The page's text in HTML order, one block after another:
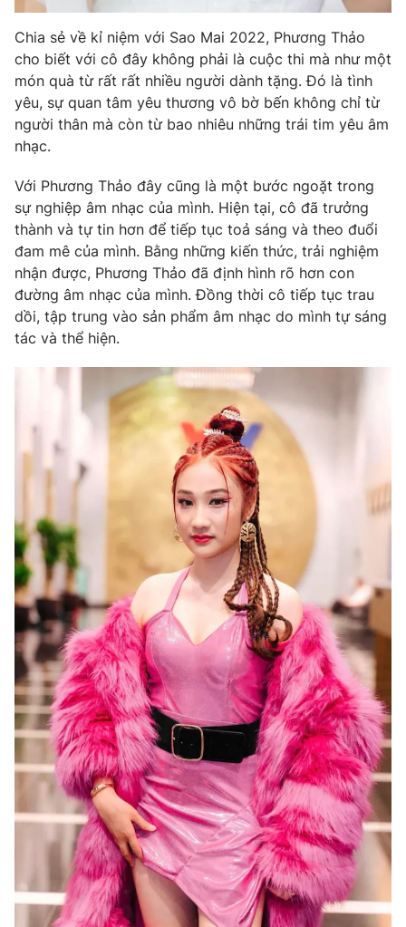
Chia sẻ về kỉ niệm với Sao Mai 2022, Phương Thảo
cho biết với cô đây không phải là cuộc thi mà như một
món quà từ rất rất nhiều người dành tặng. Đó là tình
yêu, sự quan tâm yêu thương vô bờ bến không chỉ từ
người thân mà còn từ bao nhiêu những trái tim yêu âm
nhạc.
Với Phương Thảo đây cũng là một bước ngoặt trong
sự nghiệp âm nhạc của mình. Hiện tại, cô đã trưởng
thành và tự tin hơn để tiếp tục toả sáng và theo đuổi
đam mê của mình. Bằng những kiến thức, trải nghiệm
nhận được, Phương Thảo đã định hình rõ hơn con
đường âm nhạc của mình. Đồng thời cô tiếp tục trau
dồi, tập trung vào sản phẩm âm nhạc do mình tự sáng
tác và thể hiện.